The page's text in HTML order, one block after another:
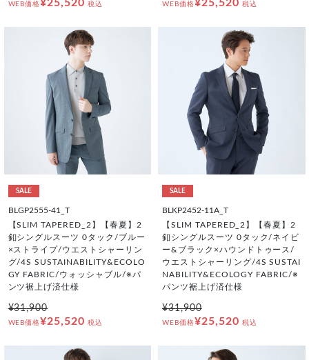
WEB価格¥25,520 税込 WEB価格¥25,520 税込
SALE
BLGP2555-41_T
【SLIM TAPERED_2】【春夏】2
釦シングルスーツ 0タック/ブルー
×ストライプ/ウエストシャーリン
グ/4S SUSTAINABILITY&ECOLO
GY FABRIC/ウォッシャブル/※パ
ンツ裾上げ済仕様
¥31,900
WEB価格¥25,520 税込
SALE
BLKP2452-11A_T
【SLIM TAPERED_2】【春夏】2
釦シングルスーツ 0タック/ネイビ
ー&ブラック×ハウンドトゥース/
ウエストシャーリング/4S SUSTAI
NABILITY&ECOLOGY FABRIC/※
パンツ裾上げ済仕様
¥31,900
WEB価格¥25,520 税込